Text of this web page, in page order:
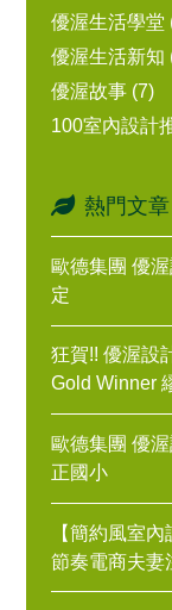
優渥生活學堂
優渥生活新知
優渥故事 (7)
100室內設計
熱門文章
歐德集團 優
定
狂賀!! 優渥設
Gold Winner
歐德集團 優
正國小
【簡約風室
節奏電商夫妻